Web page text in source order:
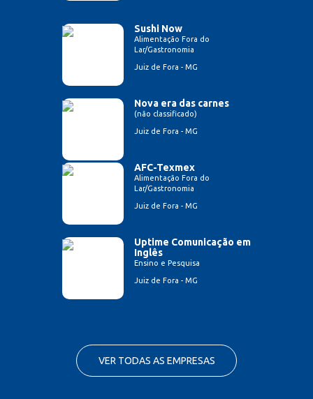
Sushi Now
Alimentação Fora do
Lar/Gastronomia
Juiz de Fora - MG
Nova era das carnes
(não classificado)
Juiz de Fora - MG
AFC-Texmex
Alimentação Fora do
Lar/Gastronomia
Juiz de Fora - MG
Uptime Comunicação em
Inglês
Ensino e Pesquisa
Juiz de Fora - MG
VER TODAS AS EMPRESAS